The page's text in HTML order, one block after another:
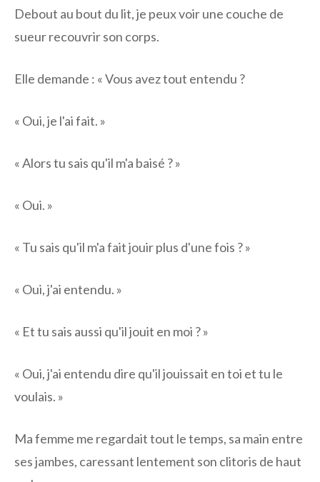
Debout au bout du lit, je peux voir une couche de
sueur recouvrir son corps.
Elle demande : « Vous avez tout entendu ?
« Oui, je l'ai fait. »
« Alors tu sais qu'il m'a baisé ? »
« Oui. »
« Tu sais qu'il m'a fait jouir plus d'une fois ? »
« Oui, j'ai entendu. »
« Et tu sais aussi qu'il jouit en moi ? »
« Oui, j'ai entendu dire qu'il jouissait en toi et tu le
voulais. »
Ma femme me regardait tout le temps, sa main entre
ses jambes, caressant lentement son clitoris de haut